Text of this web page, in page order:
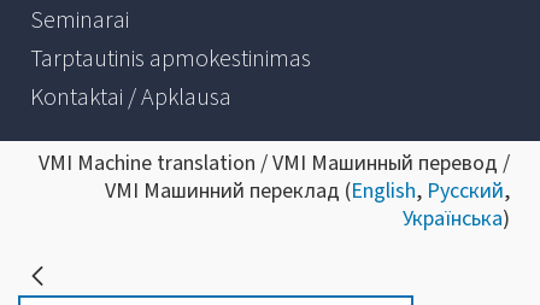
Seminarai
Tarptautinis apmokestinimas
Kontaktai / Apklausa
VMI Machine translation / VMI Машинный перевод /
VMI Машинний переклад (English, Русский,
Українська)